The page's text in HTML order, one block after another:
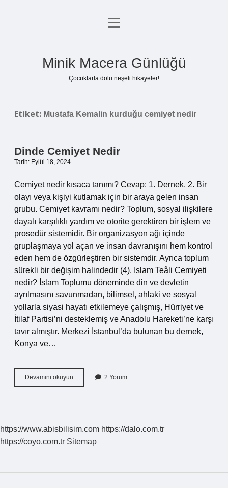
Anasayfa
menüyü
Minik Macera Günlüğü
Çocuklarla dolu neşeli hikayeler!
Etiket: Mustafa Kemalin kurduğu cemiyet nedir
Dinde Cemiyet Nedir
Tarih: Eylül 18, 2024
Cemiyet nedir kısaca tanımı? Cevap: 1. Dernek. 2. Bir
olayı veya kişiyi kutlamak için bir araya gelen insan
grubu. Cemiyet kavramı nedir? Toplum, sosyal ilişkilere
dayalı karşılıklı yardım ve otorite gerektiren bir işlem ve
prosedür sistemidir. Bir organizasyon ağı içinde
gruplaşmaya yol açan ve insan davranışını hem kontrol
eden hem de özgürleştiren bir sistemdir. Ayrıca toplum
sürekli bir değişim halindedir (4). Islam Teâli Cemiyeti
nedir? İslam Toplumu döneminde din ve devletin
ayrılmasını savunmadan, bilimsel, ahlaki ve sosyal
yollarla siyasi hayatı etkilemeye çalışmış, Hürriyet ve
İtilaf Partisi’ni desteklemiş ve Anadolu Hareketi’ne karşı
tavır almıştır. Merkezi İstanbul’da bulunan bu dernek,
Konya ve…
Devamını okuyun
Cemiyet
2 Yorum
https://www.abisbilisim.com https://dalo.com.tr
https://coyo.com.tr Sitemap